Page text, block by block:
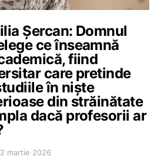
Șercan: Domnul
ce înseamnă
fiind
care pretinde
în niște
din străinătate
dacă profesorii ar
2 martie 2026